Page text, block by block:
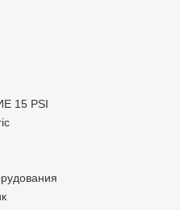
15 PSI